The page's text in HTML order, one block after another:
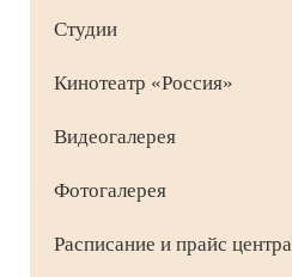
Студии
Кинотеатр «Россия»
Видеогалерея
Фотогалерея
Расписание и прайс центра